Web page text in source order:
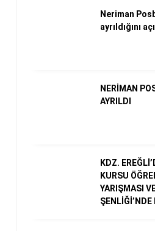
Neriman
ayrıldığını
NERİMAN
AYRILDI
KDZ.
KURSU
YARIŞMASI